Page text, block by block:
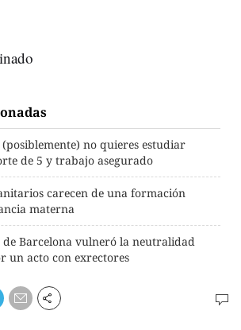
no quieres estudiar
de 5 y trabajo asegurado
carecen de una formación
materna
Barcelona vulneró la neutralidad
un acto con exrectores